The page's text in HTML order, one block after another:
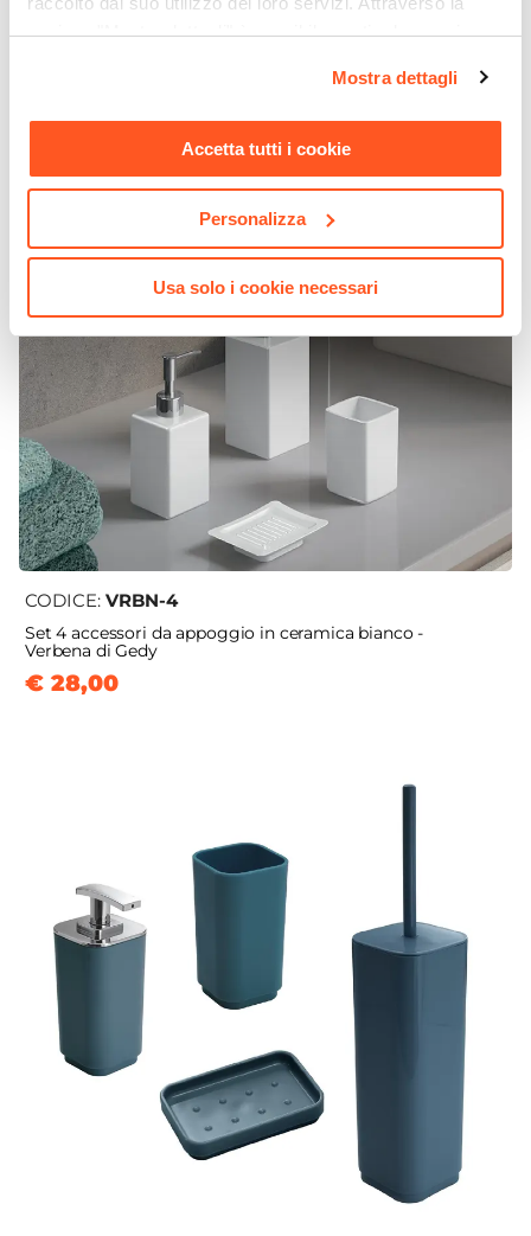
sezione "Mostra dettagli" è possibile gestire le proprie
momento. Per maggiori informazioni si invita a leggere la
nostraCookie Policy.
Mostra dettagli
Accetta tutti i cookie
Personalizza
Usa solo i cookie necessari
€ 10,00
CODICE: VRBN-4
Set 4 accessori da appoggio in ceramica bianco -
Verbena di Gedy
€ 28,00